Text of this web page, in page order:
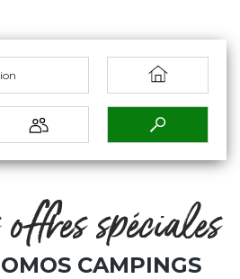
spéciales
CAMPINGS